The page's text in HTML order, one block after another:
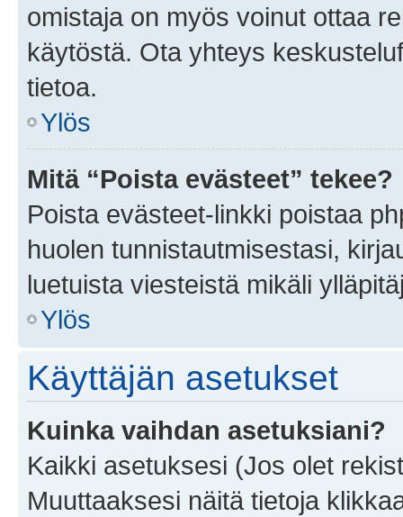
omistaja on myös voinut ottaa
käytöstä. Ota yhteys
tietoa.
Ylös
Mitä “Poista evästeet” tekee?
Poista evästeet-linkki poistaa
huolen tunnistautmisestasi,
luetuista viesteistä mikäli
Ylös
Käyttäjän asetukset
Kuinka vaihdan asetuksiani?
Kaikki asetuksesi (Jos olet
Muuttaaksesi näitä tietoja